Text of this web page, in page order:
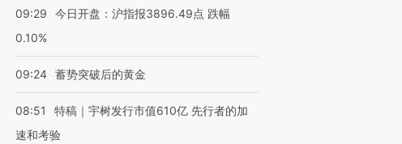
09:29
今日开盘：沪指报3896.49点 跌幅
0.10%
09:24 蓄势突破后的黄金
08:51
特稿｜宇树发行市值610亿 先行者的加
速和考验